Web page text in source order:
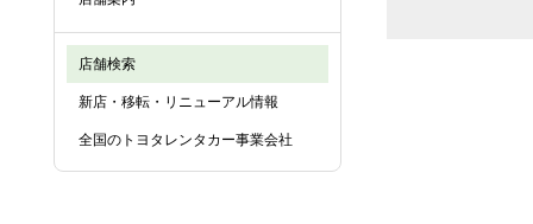
店舗検索
新店・移転・リニューアル情報
全国のトヨタレンタカー事業会社